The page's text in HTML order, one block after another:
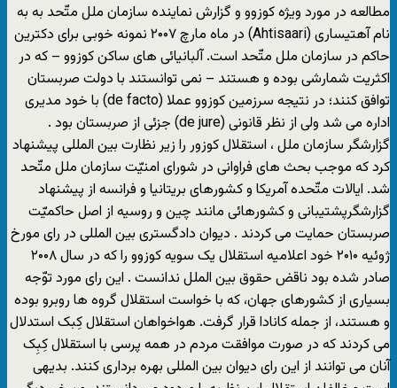
مطالعه در مورد ویژه کوزوو و گزارش نماینده سازمان ملل متّحد به به
نام آهتیساری (Ahtisaari) در ماه مارچ ۲۰۰۷ نمونه خوبی برای دکترین
حاکم در سازمان ملل متّحد است. آلبانیائی های ساکن کوزوو – که در
اکثریت شمارشی بوده و هستند – نمی توانستند با دولت صربستان
توافق کنند؛ در نتیجه سرزمین کوزوو عملا (de facto) با خود مدیری
اداره می شد ولی از نظر قانونی (de jure) جزئی از صربستان بود .
گزارشگر سازمان ملل ، استقلال کوزور را زیر نظارت بین المللی پیشنهاد
کرد که موجب بحث های فراوانی در شورای امنیّت سازمان ملل متّحد
شد. ایالات متّحده آمریکا و کشورهای بریتانیا و فرانسه از پیشنهاد
گزارشگرپشتیبانی و کشورهائی مانند چین و روسیه از اصل حاکمیّت
صربستان حمایت می کردند . دیوان دادگستری بین المللی در رای مورخ
ژوئیه ۲۰۱۰ خود اعلامیه استقلال یک سویه کوزوو را که در سال ۲۰۰۸
صادر شده بود ناقض حقوق بین الملل ندانست . این رای مورد توّجه
بسیاری از کشورهای جهان، که با خواست استقلال گروه ها روبرو بوده
و هستند، از جمله کانادا قرار گرفت. هواخواهان استقلال کِبک استدلال
می کردند که در صورت موافقت مردم در همه پرسی با استقلال کِبِک
آنان می توانند از این رای دیوان بین المللی بهره برداری کنند. بدیهی